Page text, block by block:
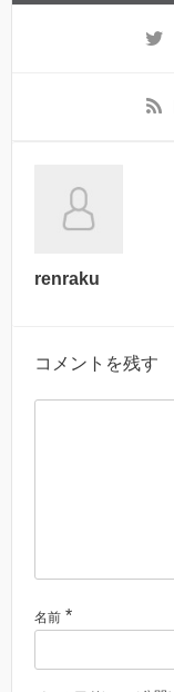
renraku
コメントを残す
名前 *